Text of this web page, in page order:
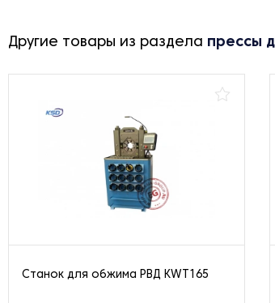
Другие товары из раздела прессы
Станок для обжима РВД KWT165